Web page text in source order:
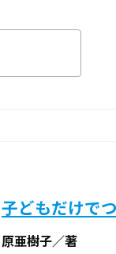
子どもだけで
原亜樹子／著